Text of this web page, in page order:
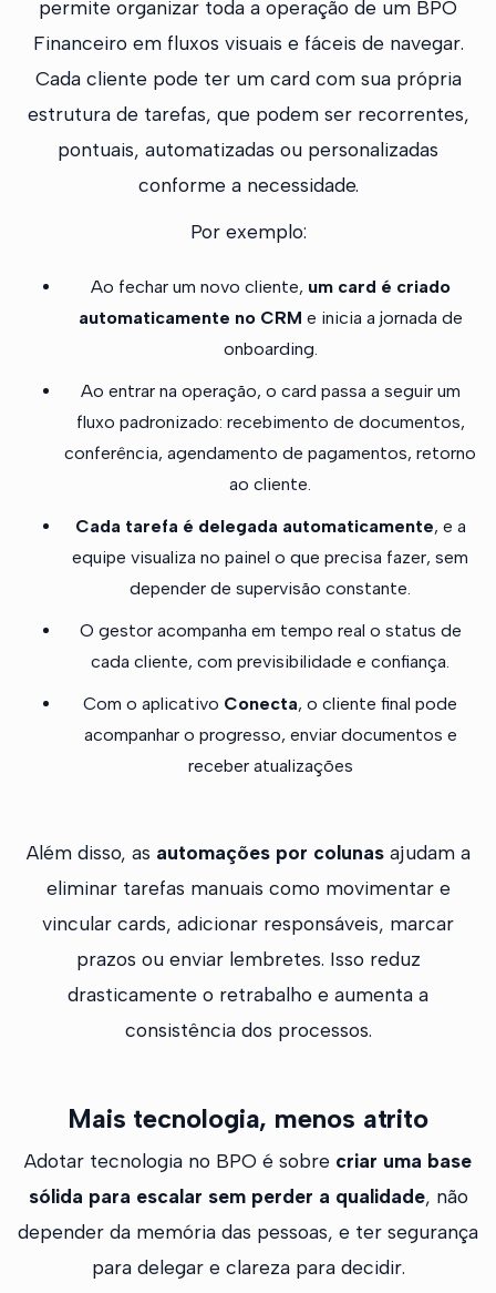
permite organizar toda a operação de um BPO
Financeiro em fluxos visuais e fáceis de navegar.
Cada cliente pode ter um card com sua própria
estrutura de tarefas, que podem ser recorrentes,
pontuais, automatizadas ou personalizadas
conforme a necessidade.
Por exemplo:
Ao fechar um novo cliente, um card é criado
automaticamente no CRM e inicia a jornada de
onboarding.
Ao entrar na operação, o card passa a seguir um
fluxo padronizado: recebimento de documentos,
conferência, agendamento de pagamentos, retorno
ao cliente.
Cada tarefa é delegada automaticamente, e a
equipe visualiza no painel o que precisa fazer, sem
depender de supervisão constante.
O gestor acompanha em tempo real o status de
cada cliente, com previsibilidade e confiança.
Com o aplicativo Conecta, o cliente final pode
acompanhar o progresso, enviar documentos e
receber atualizações
Além disso, as automações por colunasajudam a
eliminar tarefas manuais como movimentar e
vincular cards, adicionar responsáveis, marcar
prazos ou enviar lembretes. Isso reduz
drasticamente o retrabalho e aumenta a
consistência dos processos.
Mais tecnologia, menos atrito
Adotar tecnologia no BPO é sobre criar uma base
sólida para escalar sem perder a qualidade, não
depender da memória das pessoas, e ter segurança
para delegar e clareza para decidir.